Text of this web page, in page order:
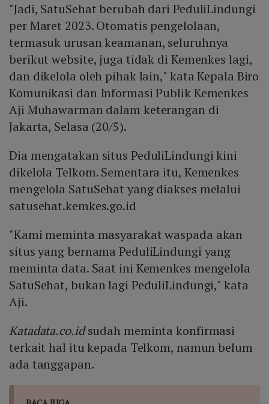
"Jadi, SatuSehat berubah dari PeduliLindungi
per Maret 2023. Otomatis pengelolaan,
termasuk urusan keamanan, seluruhnya
berikut website, juga tidak di Kemenkes lagi,
dan dikelola oleh pihak lain," kata Kepala Biro
Komunikasi dan Informasi Publik Kemenkes
Aji Muhawarman dalam keterangan di
Jakarta, Selasa (20/5).
Dia mengatakan situs PeduliLindungi kini
dikelola Telkom. Sementara itu, Kemenkes
mengelola SatuSehat yang diakses melalui
satusehat.kemkes.go.id
"Kami meminta masyarakat waspada akan
situs yang bernama PeduliLindungi yang
meminta data. Saat ini Kemenkes mengelola
SatuSehat, bukan lagi PeduliLindungi," kata
Aji.
Katadata.co.idsudah meminta konfirmasi
terkait hal itu kepada Telkom, namun belum
ada tanggapan.